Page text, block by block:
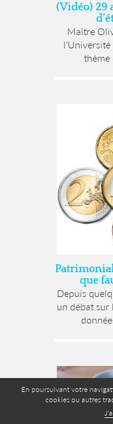
En poursuivant votre
cookies ou autres
(Vidéo) 29
Maître
thème
que
Depuis
un débat sur